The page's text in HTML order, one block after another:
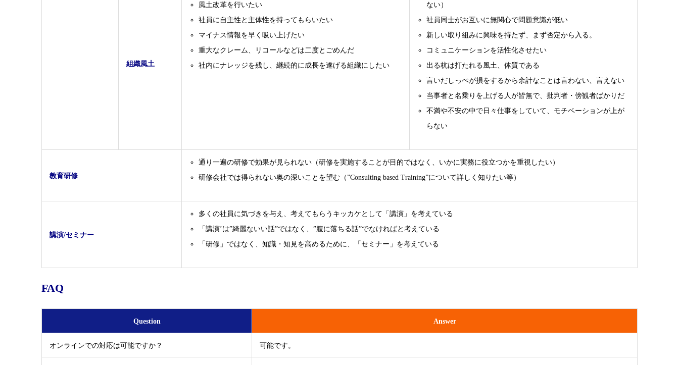
組織風土
風土改革を行いたい
社員に自主性と主体性を持ってもらいたい
マイナス情報を早く吸い上げたい
重大なクレーム、リコールなどは二度とごめんだ
社内にナレッジを残し、継続的に成長を遂げる組織にしたい
ない）
社員同士がお互いに無関心で問題意識が低い
新しい取り組みに興味を持たず、まず否定から入る。
コミュニケーションを活性化させたい
出る杭は打たれる風土、体質である
言いだしっぺが損をするから余計なことは言わない、言えない
当事者と名乗りを上げる人が皆無で、批判者・傍観者ばかりだ
不満や不安の中で日々仕事をしていて、モチベーションが上が
らない
教育研修
通り一遍の研修で効果が見られない（研修を実施することが目的ではなく、いかに実務に役立つかを重視したい）
研修会社では得られない奥の深いことを望む（”Consulting based Training”について詳しく知りたい等）
講演/セミナー
多くの社員に気づきを与え、考えてもらうキッカケとして「講演」を考えている
「講演’は”綺麗ないい話”ではなく、”腹に落ちる話”でなければと考えている
「研修」ではなく、知識・知見を高めるために、「セミナー」を考えている
FAQ
Question Answer
オンラインでの対応は可能ですか？ 可能です。